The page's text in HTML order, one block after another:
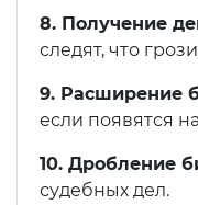
8. Получение
следят, что
9. Расширение
если появятся
10. Дробление
судебных дел.